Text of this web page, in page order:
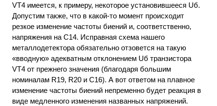
VT4 имеется, к примеру, некоторое установившееся Uб.
Допустим также, что в какой-то момент происходит
резкое изменение частоты биений и, соответственно,
напряжения на С14. Исправная схема нашего
металлодетектора обязательно отзовется на такую
«вводную» адекватным отклонением Uб транзистора
VT4 от прежнего значения (благодаря большим
номиналам R19, R20 и С16). А вот ответом на плавное
изменение частоты биений непременно будет реакция в
виде медленного изменения названных напряжений.